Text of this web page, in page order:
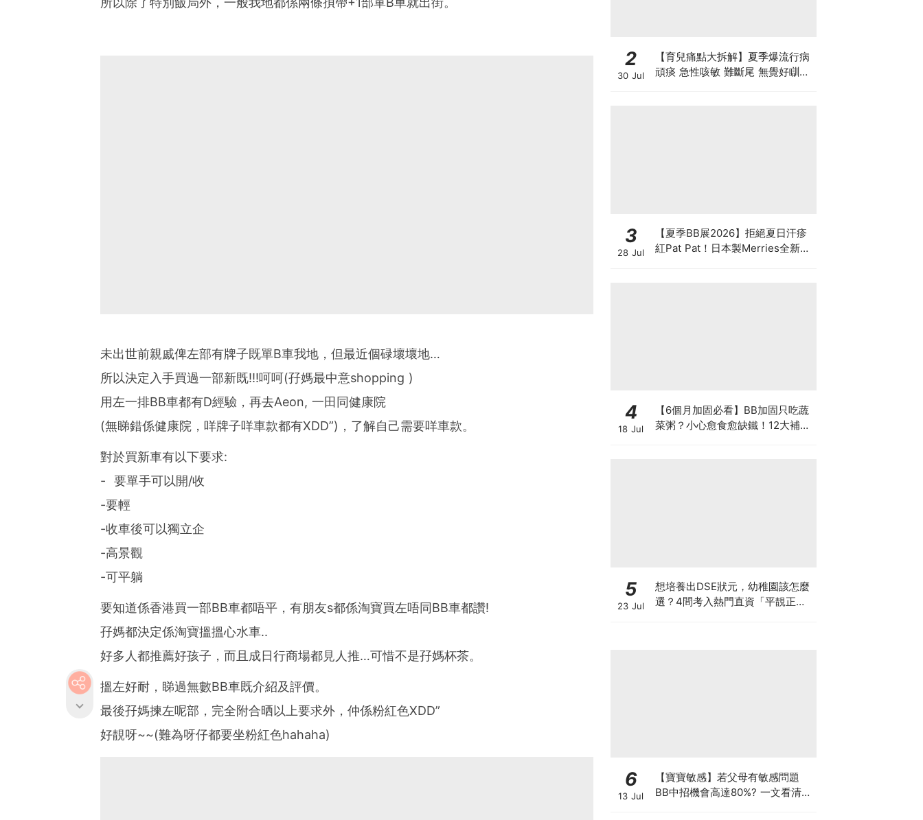
未出世前親戚俾左部有牌子既單B車我地，但最近個碌壞壞地…
所以決定入手買過一部新既!!!呵呵(孖媽最中意shopping )
用左一排BB車都有D經驗，再去Aeon, 一田同健康院
(無睇錯係健康院，咩牌子咩車款都有XDD”)，了解自己需要咩車款。
對於買新車有以下要求:
- 要單手可以開/收
-要輕
-收車後可以獨立企
-高景觀
-可平躺
要知道係香港買一部BB車都唔平，有朋友s都係淘寶買左唔同BB車都讚!
孖媽都決定係淘寶搵搵心水車..
好多人都推薦好孩子，而且成日行商場都見人推…可惜不是孖媽杯茶。
搵左好耐，睇過無數BB車既介紹及評價。
最後孖媽揀左呢部，完全附合晒以上要求外，仲係粉紅色XDD”
好靚呀~~(難為呀仔都要坐粉紅色hahaha)
2
30 Jul
【育兒痛點大拆解】夏季爆流行病
頑痰 急性咳敏 難斷尾 無覺好瞓？
3
28 Jul
【夏季BB展2026】拒絕夏日汗疹
紅Pat Pat！日本製Merries全新超
4
18 Jul
【6個月加固必看】BB加固只吃蔬
菜粥？小心愈食愈缺鐵！12大補鐵
5
23 Jul
想培養出DSE狀元，幼稚園該怎麼
選？4間考入熱門直資「平靚正」
6
13 Jul
【寶寶敏感】若父母有敏感問題
BB中招機會高達80%? 一文看清預